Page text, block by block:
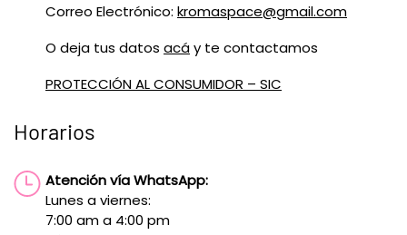
Correo Electrónico: kromaspace@gmail.com
O deja tus datos acáy te contactamos
PROTECCIÓN AL CONSUMIDOR – SIC
Horarios
Atención vía WhatsApp:
Lunes a viernes:
7:00 am a 4:00 pm